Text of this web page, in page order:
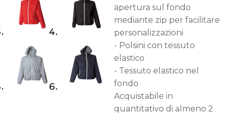
apertura sul fondo
mediante zip per facilitare
personalizzazioni
- Polsini con tessuto
elastico
- Tessuto elastico nel
fondo
Acquistabile in
quantitativo di almeno 2